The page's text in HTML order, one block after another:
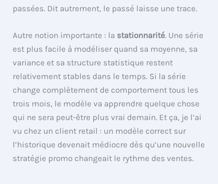
passées. Dit autrement, le passé laisse une trace.
Autre notion importante : la stationnarité. Une série
est plus facile à modéliser quand sa moyenne, sa
variance et sa structure statistique restent
relativement stables dans le temps. Si la série
change complètement de comportement tous les
trois mois, le modèle va apprendre quelque chose
qui ne sera peut-être plus vrai demain. Et ça, je l’ai
vu chez un client retail : un modèle correct sur
l’historique devenait médiocre dès qu’une nouvelle
stratégie promo changeait le rythme des ventes.